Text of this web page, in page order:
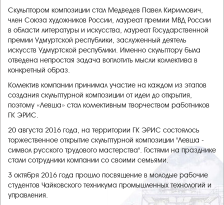
Скульптором композиции стал Медведев Павел Кириллович,
член Союза художников России, лауреат премии МВД России
в области литературы и искусства, лауреат Государственной
премии Удмуртской республики, заслуженный деятель
искусств Удмуртской республики. Именно скульптору была
отведена непростая задача воплотить мысли коллектива в
конкретный образ.
Коллектив компании принимал участие на каждом из этапов
создания скульптурной композиции от идеи до открытия,
поэтому «Левша» стал коллективным творчеством работников
ГК ЭРИС.
20 августа 2016 года, на территории ГК ЭРИС состоялось
торжественное открытие скульптурной композиции "Левша -
символ русского трудового мастерства". Гостями на празднике
стали сотрудники компании со своими семьями.
3 октября 2016 года прошло посвящение в молодые рабочие
студентов Чайковского техникума промышленных технологий и
управления.